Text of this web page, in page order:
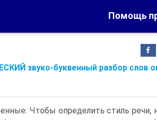
Помощь
звуко-буквенный разбор слов
Чтобы определить стиль речи,